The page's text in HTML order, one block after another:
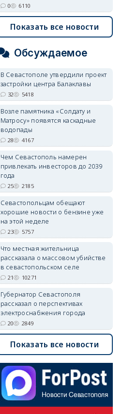
0 6110
Показать все новости
Обсуждаемое
В Севастополе утвердили проект
застройки центра Балаклавы
32 5418
Возле памятника «Солдату и
Матросу» появятся каскадные
водопады
28 4167
Чем Севастополь намерен
привлекать инвесторов до 2039
года
25 2185
Севастопольцам обещают
хорошие новости о бензине уже
на этой неделе
23 5757
Что местная жительница
рассказала о массовом убийстве
в севастопольском селе
21 10271
Губернатор Севастополя
рассказал о перспективах
электроснабжения города
20 2849
Показать все новости